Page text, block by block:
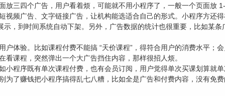
放三四个广告，用户看着烦，可能就不用小程序了，一般一个页面放
视频广告、文字链接广告，让机构能选适合自己的形式。小程序方还
，到时间系统自动下架。另外，广告数据的统计也很重要，比如某
户体验。比如课程付费不能搞 “天价课程”，得符合用户的消费水平；
课程，突然弹出一个大广告挡住内容，那样很招人烦。
小程序既有单次课程付费，也有会员订阅，用户觉得单次买课划算就
为了赚钱把小程序搞得乱七八糟，比如全是广告和付费内容，没有免